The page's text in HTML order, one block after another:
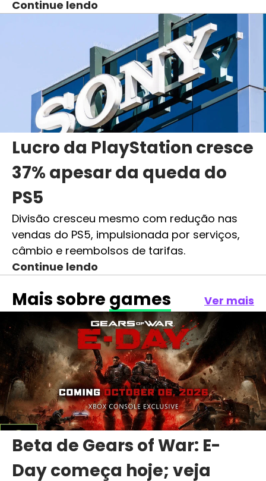
Continue lendo
Lucro da PlayStation cresce
37% apesar da queda do
PS5
Divisão cresceu mesmo com redução nas
vendas do PS5, impulsionada por serviços,
câmbio e reembolsos de tarifas.
Continue lendo
Mais sobre games Ver mais
Beta de Gears of War: E-
Day começa hoje; veja